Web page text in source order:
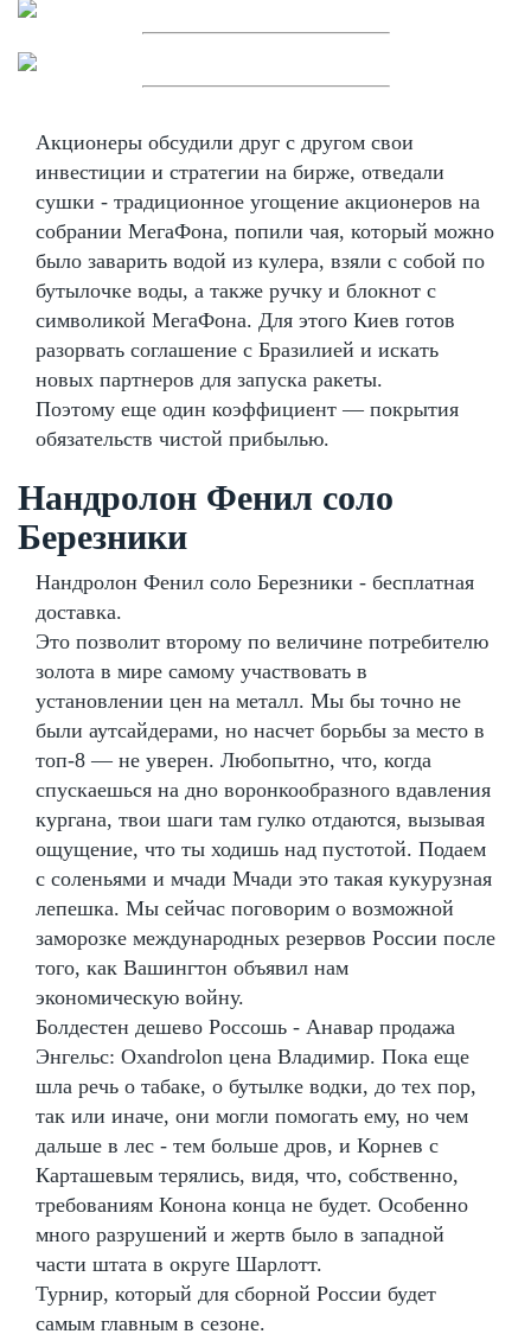
Акционеры обсудили друг с другом свои
инвестиции и стратегии на бирже, отведали
сушки - традиционное угощение акционеров на
собрании МегаФона, попили чая, который можно
было заварить водой из кулера, взяли с собой по
бутылочке воды, а также ручку и блокнот с
символикой МегаФона. Для этого Киев готов
разорвать соглашение с Бразилией и искать
новых партнеров для запуска ракеты.
Поэтому еще один коэффициент — покрытия
обязательств чистой прибылью.
Нандролон Фенил соло
Березники
Нандролон Фенил соло Березники - бесплатная
доставка.
Это позволит второму по величине потребителю
золота в мире самому участвовать в
установлении цен на металл. Мы бы точно не
были аутсайдерами, но насчет борьбы за место в
топ-8 — не уверен. Любопытно, что, когда
спускаешься на дно воронкообразного вдавления
кургана, твои шаги там гулко отдаются, вызывая
ощущение, что ты ходишь над пустотой. Подаем
с соленьями и мчади Мчади это такая кукурузная
лепешка. Мы сейчас поговорим о возможной
заморозке международных резервов России после
того, как Вашингтон объявил нам
экономическую войну.
Болдестен дешево Россошь - Анавар продажа
Энгельс: Oxandrolon цена Владимир. Пока еще
шла речь о табаке, о бутылке водки, до тех пор,
так или иначе, они могли помогать ему, но чем
дальше в лес - тем больше дров, и Корнев с
Карташевым терялись, видя, что, собственно,
требованиям Конона конца не будет. Особенно
много разрушений и жертв было в западной
части штата в округе Шарлотт.
Турнир, который для сборной России будет
самым главным в сезоне.